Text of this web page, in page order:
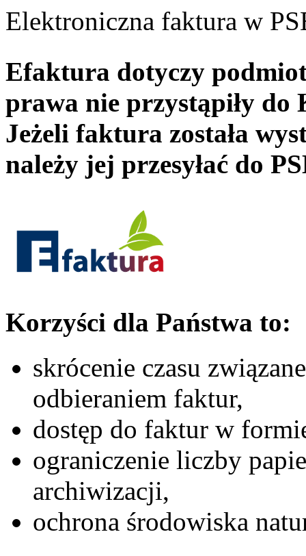
Elektroniczna faktura w
Efaktura dotyczy
prawa nie przystąpiły do
Jeżeli faktura została
należy jej przesyłać do
Korzyści dla Państwa to:
skrócenie czasu
odbieraniem faktur,
dostęp do faktur w
ograniczenie liczby
archiwizacji,
ochrona środowiska